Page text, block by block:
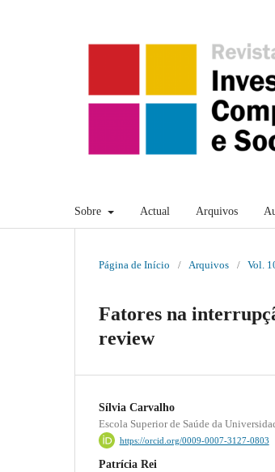
Sobre Actual Arquivos
Página de Início / Arquivos / Vol.
Fatores na
review
Sílvia Carvalho
Escola Superior de Saúde da
https://orcid.org/0009-0007-3127-0803
Patrícia Rei